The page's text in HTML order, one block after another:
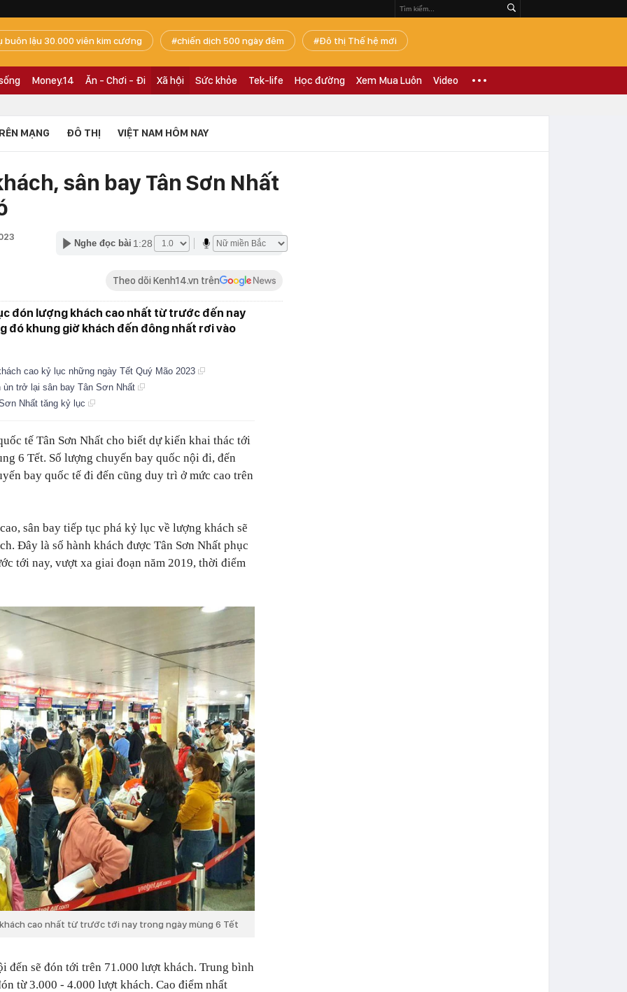
buôn lậu 30.000 viên kim cương chiến dịch 500 ngày đêm Đô thị Thế hệ mới
Money.14 Ăn - Chơi - Đi Xã hội Sức khỏe Tek-life Học đường Xem Mua Luôn Video
MẠNG ĐÔ THỊ VIỆT NAM HÔM NAY
sân bay Tân Sơn Nhất
Nghe đọc bài 1:28
Theo dõi Kenh14.vn trên
đón lượng khách cao nhất từ trước đến nay
đó khung giờ khách đến đông nhất rơi vào
cao kỷ lục những ngày Tết Quý Mão 2023
ùn trở lại sân bay Tân Sơn Nhất
Nhất tăng kỷ lục
tế Tân Sơn Nhất cho biết dự kiến khai thác tới
6 Tết. Số lượng chuyến bay quốc nội đi, đến
bay quốc tế đi đến cũng duy trì ở mức cao trên
sân bay tiếp tục phá kỷ lục về lượng khách sẽ
Đây là số hành khách được Tân Sơn Nhất phục
tới nay, vượt xa giai đoạn năm 2019, thời điểm
cao nhất từ trước tới nay trong ngày mùng 6 Tết
đến sẽ đón tới trên 71.000 lượt khách. Trung bình
từ 3.000 - 4.000 lượt khách. Cao điểm nhất